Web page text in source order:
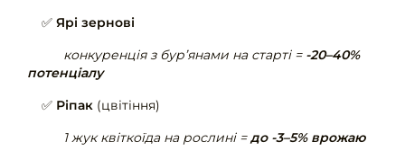
✅ Ярі зернові
конкуренція з бур’янами на старті = -20–40%
потенціалу
✅ Ріпак (цвітіння)
1 жук квіткоїда на рослині =до -3–5% врожаю